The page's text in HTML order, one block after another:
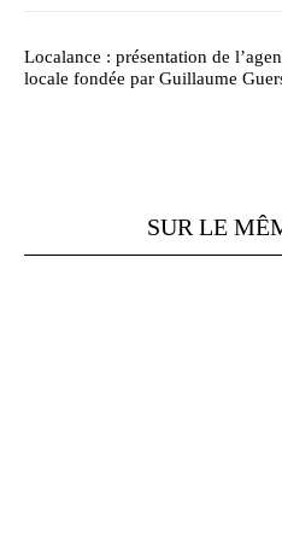
Localance : présentation de
locale fondée par Guillaume
SUR LE